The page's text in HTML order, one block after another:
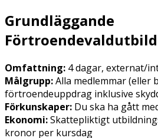
Grundläggande
Omfattning: 4 dagar, externat/
Målgrupp:Alla medlemmar (eller
förtroendeuppdrag inklusive
Förkunskaper: Du ska ha gått
Ekonomi:Skattepliktigt
kronor per kursdag